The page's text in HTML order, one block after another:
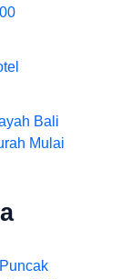
Bali
Mulai